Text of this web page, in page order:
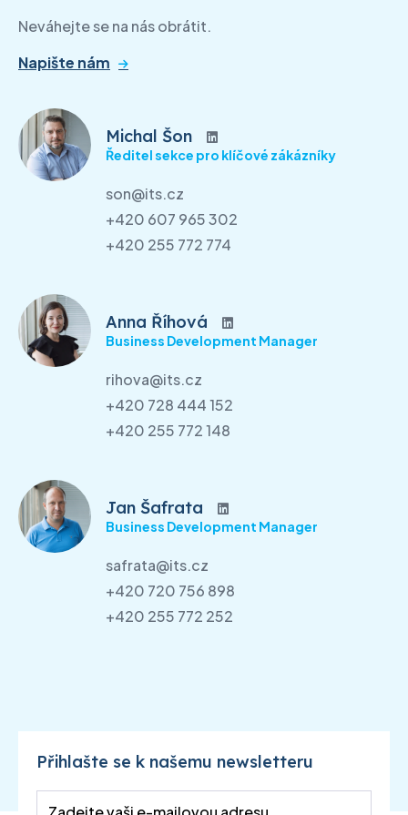
Neváhejte se na nás obrátit.
Napište nám
Michal Šon
Ředitel sekce pro klíčové zákázníky
son@its.cz
+420 607 965 302
+420 255 772 774
Anna Říhová
Business Development Manager
rihova@its.cz
+420 728 444 152
+420 255 772 148
Jan Šafrata
Business Development Manager
safrata@its.cz
+420 720 756 898
+420 255 772 252
Přihlašte se k našemu newsletteru